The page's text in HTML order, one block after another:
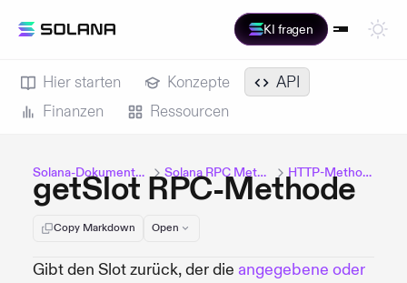
KI fragen
Hier starten Konzepte
API
Finanzen
Ressourcen
Solana-Dokumentation Solana RPC Methods HTTP-Methoden
getSlot RPC-Methode
Copy Markdown Open
Gibt den Slot zurück, der die angegebene oder